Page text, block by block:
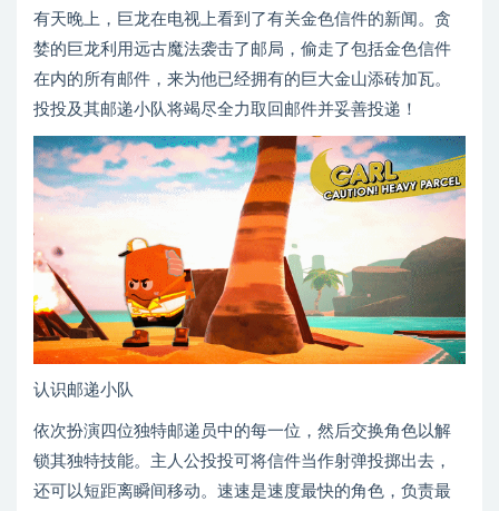
有天晚上，巨龙在电视上看到了有关金色信件的新闻。贪
婪的巨龙利用远古魔法袭击了邮局，偷走了包括金色信件
在内的所有邮件，来为他已经拥有的巨大金山添砖加瓦。
投投及其邮递小队将竭尽全力取回邮件并妥善投递！
认识邮递小队
依次扮演四位独特邮递员中的每一位，然后交换角色以解
锁其独特技能。主人公投投可将信件当作射弹投掷出去，
还可以短距离瞬间移动。速速是速度最快的角色，负责最